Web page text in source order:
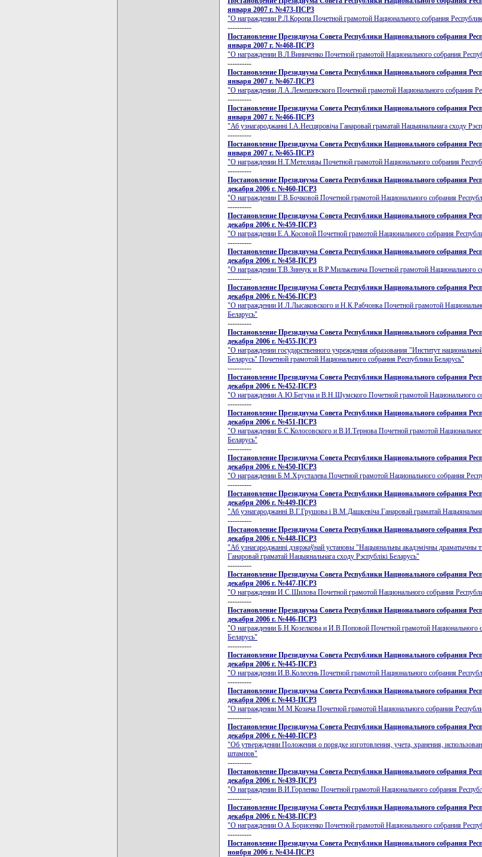
января 2007 г. №473-ПСР3
"О награждении Р.Л.Коропа Почетной грамотой Национального собрания
----------
Постановление Президиума Совета Республики Национального собрания
января 2007 г. №468-ПСР3
"О награждении В.Л.Виниченко Почетной грамотой Национального собрания
----------
Постановление Президиума Совета Республики Национального собрания
января 2007 г. №467-ПСР3
"О награждении Л.А.Лемешевского Почетной грамотой Национального собрания
----------
Постановление Президиума Совета Республики Национального собрания
января 2007 г. №466-ПСР3
"Аб узнагароджаннi I.А.Несцяровiча Ганаровай граматай Нацыянальнага сходу
----------
Постановление Президиума Совета Республики Национального собрания
января 2007 г. №465-ПСР3
"О награждении Н.Т.Метелицы Почетной грамотой Национального собрания
----------
Постановление Президиума Совета Республики Национального собрания
декабря 2006 г. №460-ПСР3
"О награждении Г.В.Бочковой Почетной грамотой Национального собрания
----------
Постановление Президиума Совета Республики Национального собрания
декабря 2006 г. №459-ПСР3
"О награждении Е.А.Косовой Почетной грамотой Национального собрания
----------
Постановление Президиума Совета Республики Национального собрания
декабря 2006 г. №458-ПСР3
"О награждении Т.В.Зинчук и В.Р.Милькевича Почетной грамотой Национального
----------
Постановление Президиума Совета Республики Национального собрания
декабря 2006 г. №456-ПСР3
"О награждении И.Л.Лысаковского и Н.К.Рабчонка Почетной грамотой
Беларусь"
----------
Постановление Президиума Совета Республики Национального собрания
декабря 2006 г. №455-ПСР3
"О награждении государственного учреждения образования "Институт
Беларусь" Почетной грамотой Национального собрания Республики Беларусь"
----------
Постановление Президиума Совета Республики Национального собрания
декабря 2006 г. №452-ПСР3
"О награждении А.Ю.Бегуна и В.Н.Шумского Почетной грамотой Национального
----------
Постановление Президиума Совета Республики Национального собрания
декабря 2006 г. №451-ПСР3
"О награждении Б.С.Колосовского и В.И.Тернова Почетной грамотой
Беларусь"
----------
Постановление Президиума Совета Республики Национального собрания
декабря 2006 г. №450-ПСР3
"О награждении Б.М.Хрусталева Почетной грамотой Национального собрания
----------
Постановление Президиума Совета Республики Национального собрания
декабря 2006 г. №449-ПСР3
"Аб узнагароджаннi В.Г.Грушова i В.М.Дашкевiча Ганаровай граматай
----------
Постановление Президиума Совета Республики Национального собрания
декабря 2006 г. №448-ПСР3
"Аб узнагароджаннi дзяржаўнай установы "Нацыянальны акадэмiчны драматычны
Ганаровай граматай Нацыянальнага сходу Рэспублiкi Беларусь"
----------
Постановление Президиума Совета Республики Национального собрания
декабря 2006 г. №447-ПСР3
"О награждении И.С.Шилова Почетной грамотой Национального собрания
----------
Постановление Президиума Совета Республики Национального собрания
декабря 2006 г. №446-ПСР3
"О награждении Б.Н.Козелкова и И.В.Поповой Почетной грамотой Национального
Беларусь"
----------
Постановление Президиума Совета Республики Национального собрания
декабря 2006 г. №445-ПСР3
"О награждении И.В.Колесень Почетной грамотой Национального собрания
----------
Постановление Президиума Совета Республики Национального собрания
декабря 2006 г. №443-ПСР3
"О награждении М.М.Козича Почетной грамотой Национального собрания
----------
Постановление Президиума Совета Республики Национального собрания
декабря 2006 г. №440-ПСР3
"Об утверждении Положения о порядке изготовления, учета, хранения,
штампов"
----------
Постановление Президиума Совета Республики Национального собрания
декабря 2006 г. №439-ПСР3
"О награждении В.И.Горленко Почетной грамотой Национального собрания
----------
Постановление Президиума Совета Республики Национального собрания
декабря 2006 г. №438-ПСР3
"О награждении О.А.Борисенко Почетной грамотой Национального собрания
----------
Постановление Президиума Совета Республики Национального собрания
ноября 2006 г. №434-ПСР3